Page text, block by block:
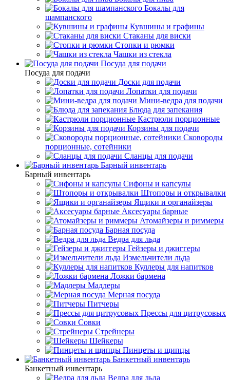
Бокалы для
шампанского
Кувшины и графины
Стаканы для виски
Стопки и рюмки
Чашки из стекла
Посуда для подачи
Посуда для подачи
Доски для подачи
Лопатки для подачи
Мини-ведра для подачи
Блюда для запекания
Кастрюли порционные
Корзины для подачи
Сковороды
порционные, сотейники
Сланцы для подачи
Барный инвентарь
Барный инвентарь
Сифоны и капсулы
Штопоры и открывалки
Ящики и органайзеры
Аксесуары барные
Атомайзеры и риммеры
Барная посуда
Ведра для льда
Гейзеры и джиггеры
Измельчители льда
Куллеры для напитков
Ложки бармена
Мадлеры
Мерная посуда
Питчеры
Прессы для цитрусовых
Совки
Стрейнеры
Шейкеры
Пинцеты и щипцы
Банкетный инвентарь
Банкетный инвентарь
Ведра для льда